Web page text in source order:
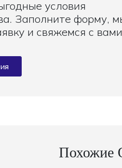
условия
Заполните форму,
и свяжемся с вами
Похожие